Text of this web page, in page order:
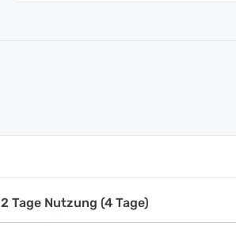
2 Tage Nutzung (4 Tage)